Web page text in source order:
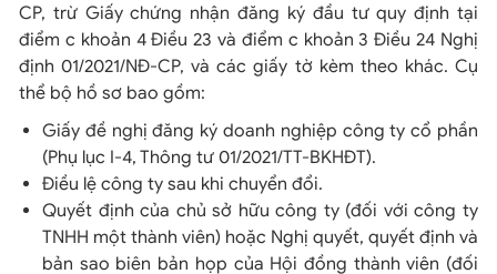
CP, trừ Giấy chứng nhận đăng ký đầu tư quy định tại
điểm c khoản 4 Điều 23 và điểm c khoản 3 Điều 24 Nghị
định 01/2021/NĐ-CP, và các giấy tờ kèm theo khác. Cụ
thể bộ hồ sơ bao gồm:
Giấy đề nghị đăng ký doanh nghiệp công ty cổ phần
(Phụ lục I-4, Thông tư 01/2021/TT-BKHĐT).
Điều lệ công ty sau khi chuyển đổi.
Quyết định của chủ sở hữu công ty (đối với công ty
TNHH một thành viên) hoặc Nghị quyết, quyết định và
bản sao biên bản họp của Hội đồng thành viên (đối